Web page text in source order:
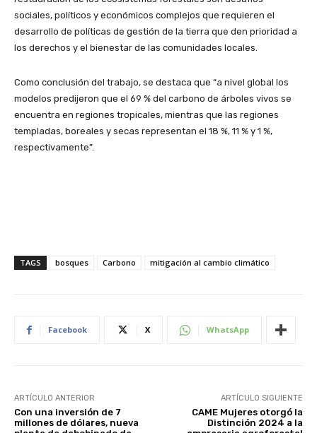
sociales, políticos y económicos complejos que requieren el
desarrollo de políticas de gestión de la tierra que den prioridad a
los derechos y el bienestar de las comunidades locales.
Como conclusión del trabajo, se destaca que “a nivel global los
modelos predijeron que el 69 % del carbono de árboles vivos se
encuentra en regiones tropicales, mientras que las regiones
templadas, boreales y secas representan el 18 %, 11 % y 1 %,
respectivamente”.
TAGS bosques Carbono mitigación al cambio climático
Facebook X WhatsApp
ARTÍCULO ANTERIOR
Con una inversión de 7
millones de dólares, nueva
ARTÍCULO SIGUIENTE
CAME Mujeres otorgó la
Distinción 2024 a la